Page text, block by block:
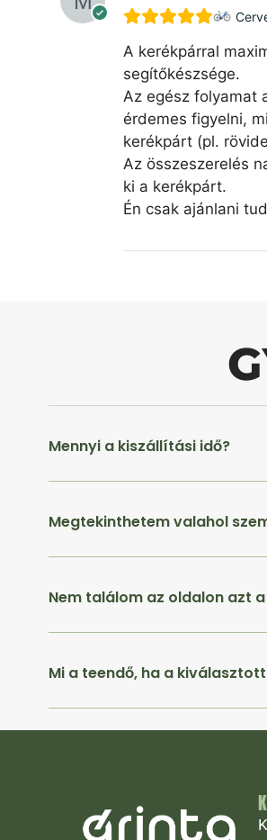
A kerékpárral
segítőkészsége.
Az egész folyamat
érdemes figyelni,
kerékpárt (pl.
Az összeszerelés
ki a kerékpárt.
Én csak ajánlani
Mennyi a kiszállítási idő?
Megtekinthetem valahol
Nem találom az oldalon azt
Mi a teendő, ha a